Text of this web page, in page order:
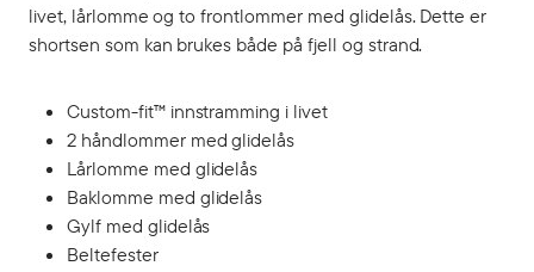
livet, lårlomme og to frontlommer med glidelås. Dette er
shortsen som kan brukes både på fjell og strand.
Custom-fit™ innstramming i livet
2 håndlommer med glidelås
Lårlomme med glidelås
Baklomme med glidelås
Gylf med glidelås
Beltefester